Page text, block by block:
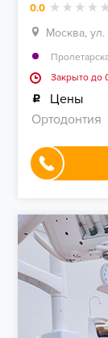
0.0
Москва, ул.
Закрыто до
Цены
Ортодонтия